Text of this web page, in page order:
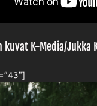
kuvat K-Media/Jukka